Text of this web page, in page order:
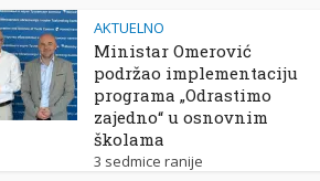
AKTUELNO
Ministar Omerović
podržao implementaciju
programa „Odrastimo
zajedno“ u osnovnim
školama
3 sedmice ranije